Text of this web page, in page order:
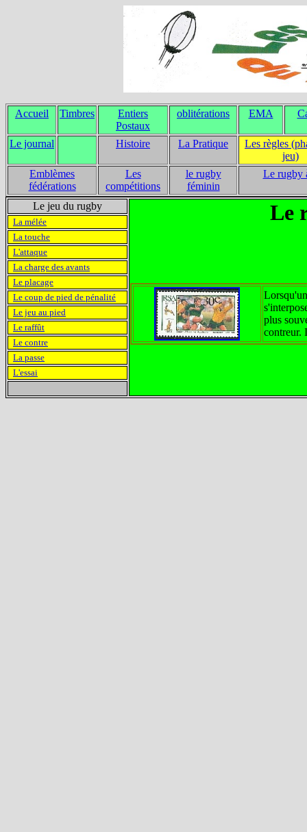
Accueil Timbres
Entiers
Postaux
oblitérations EMA
Le journal Histoire La Pratique
Les règles
jeu)
Emblèmes
fédérations
Les
compétitions
le rugby
féminin
Le rugby
Le jeu du rugby Le
plus
contreur.
La mélée
La touche
L'attaque
La charge des avants
Le placage
Le coup de pied de pénalité
Le jeu au pied
Le raffût
Le contre
La passe
L'essai